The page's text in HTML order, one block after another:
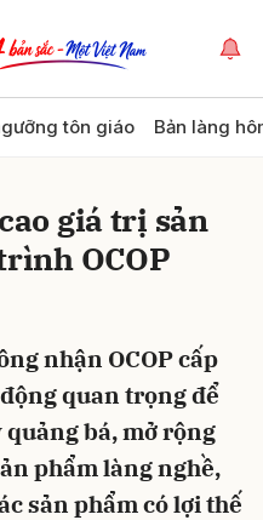
tôn giáo Bản làng
giá trị sản
OCOP
nhận OCOP cấp
quan trọng để
bá, mở rộng
phẩm làng nghề,
sản phẩm có lợi thế
Hủy Gửi